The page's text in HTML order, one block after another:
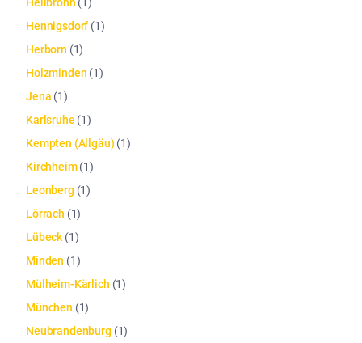
Hennigsdorf (1)
Herborn (1)
Holzminden (1)
Jena (1)
Karlsruhe (1)
Kempten (Allgäu) (1)
Kirchheim(1)
Leonberg (1)
Lörrach (1)
Lübeck (1)
Minden (1)
Mülheim-Kärlich (1)
München (1)
Neubrandenburg (1)